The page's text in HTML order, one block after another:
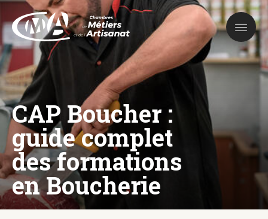
Aller
contenu
principal
CAP Boucher :
guide complet
des formations
en Boucherie